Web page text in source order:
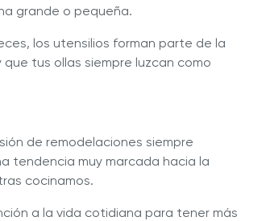
grande o pequeña.
los utensilios forman parte de la
tus ollas siempre luzcan como
de remodelaciones siempre
tendencia muy marcada hacia la
cocinamos.
a la vida cotidiana para tener más